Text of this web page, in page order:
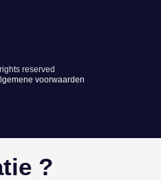
reserved
voorwaarden
?